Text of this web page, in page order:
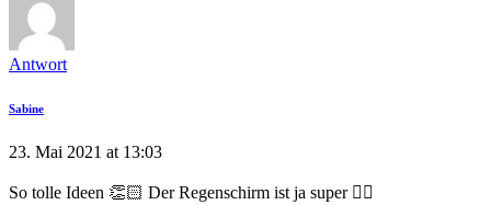
Antwort
Sabine
23. Mai 2021 at 13:03
So tolle Ideen 👏🏻 Der Regenschirm ist ja super 👍🏻